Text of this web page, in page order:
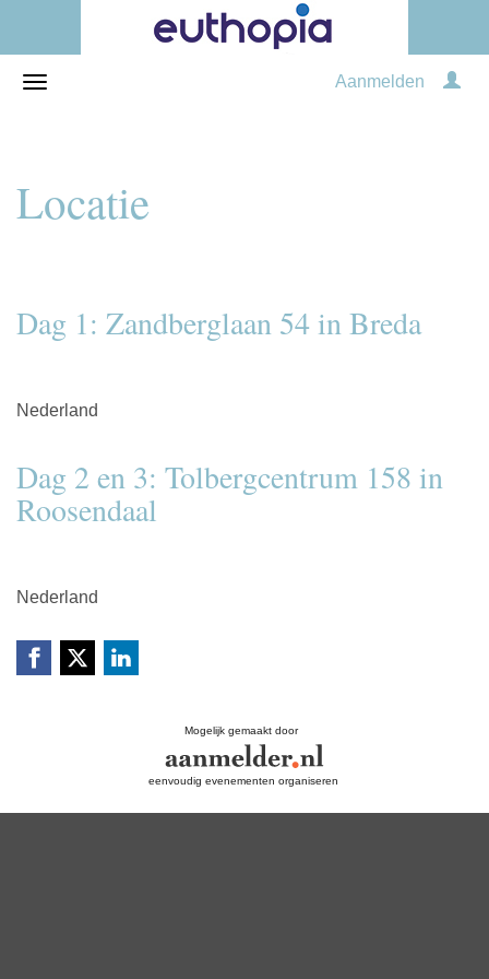
Aanmelden
Locatie
Dag 1: Zandberglaan 54 in Breda
Nederland
Dag 2 en 3: Tolbergcentrum 158 in
Roosendaal
Nederland
Mogelijk gemaakt door
eenvoudig evenementen organiseren